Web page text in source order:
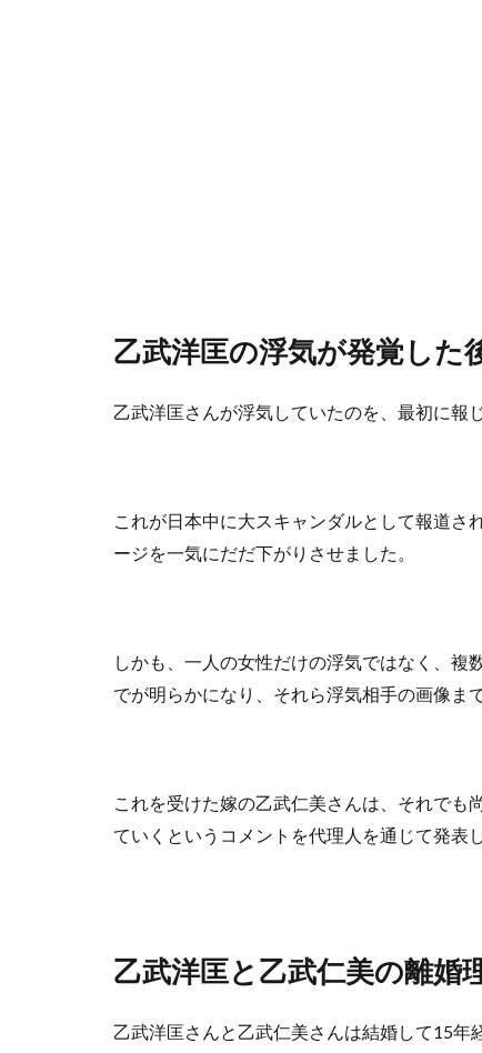
乙武洋匡の浮気が発覚した
乙武洋匡さんが浮気していたのを、最初に報
これが日本中に大スキャンダルとして報道さ
ージを一気にだだ下がりさせました。
しかも、一人の女性だけの浮気ではなく、複
でが明らかになり、それら浮気相手の画像ま
これを受けた嫁の乙武仁美さんは、それでも
ていくというコメントを代理人を通じて発表
乙武洋匡と乙武仁美の離婚
乙武洋匡さんと乙武仁美さんは結婚して15年